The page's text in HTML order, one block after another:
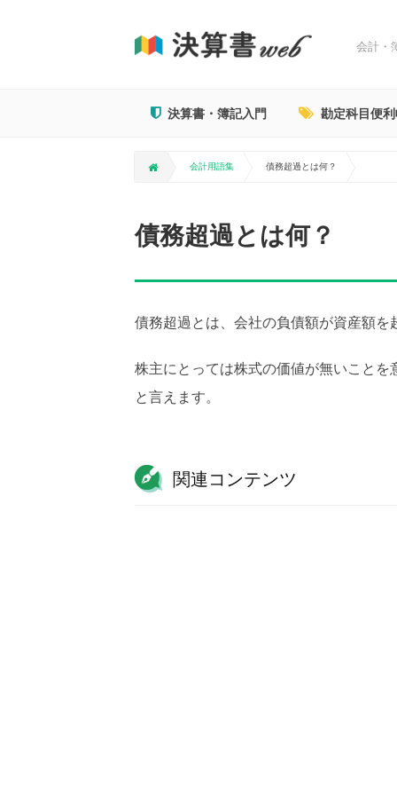
会計・
決算書・簿記入門 勘定科目便
会計用語集 債務超過とは何？
債務超過とは何？
債務超過とは、会社の負債額が資産額を
株主にとっては株式の価値が無いこと
と言えます。
関連コンテンツ